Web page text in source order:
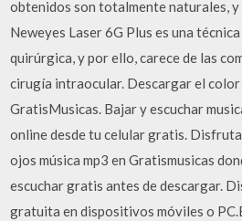
obtenidos son totalmente naturales,
Neweyes Laser 6G Plus es una
quirúrgica, y por ello, carece de las
cirugía intraocular. Descargar el
GratisMusicas. Bajar y escuchar
online desde tu celular gratis.
ojos música mp3 en Gratismusicas
escuchar gratis antes de descargar.
gratuita en dispositivos móviles o